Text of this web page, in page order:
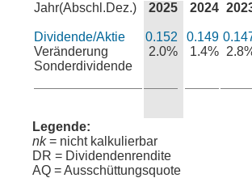
Jahr(Abschl.Dez.)
Dividende/Aktie
Veränderung
Sonderdividende
2025
0.152
2.0%
2024
0.149
1.4%
Legende:
nk= nicht kalkulierbar
DR = Dividendenrendite
AQ = Ausschüttungsquote